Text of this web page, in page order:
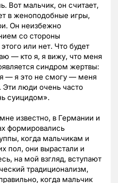
Вот мальчик, он считает,
в женоподобные игры,
Он неизбежно
со стороны
или нет. Что будет
— кто я, я вижу, что меня
синдром жертвы:
— я это не смогу — меня
Эти люди очень часто
суицидом».
известно, в Германии и
формировались
когда мальчикам и
пол, они вырастали и
на мой взгляд, вступают
традиционализм,
когда мальчик